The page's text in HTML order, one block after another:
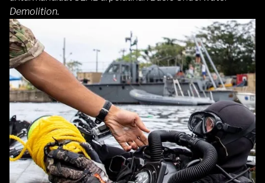
Demolition.